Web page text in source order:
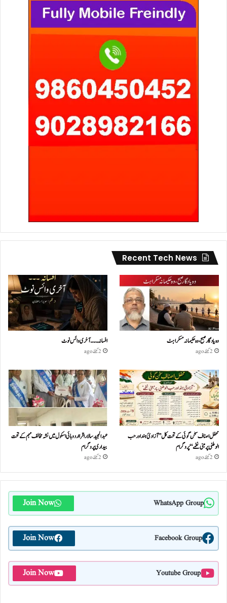
Recent Tech News
وہ یادگار صبح، وہ حکیمانہ مسکراہٹ
2 گھنٹے ago
افسانہ۔۔۔آخری وائس نوٹ
2 گھنٹے ago
محفل اصناف سخن گوئی کے تحت کل ”آزادئ ہند اور حب
الوطنی پر مبنی نغمے“پروگرام
2 گھنٹے ago
عبدالمجید سالار اقرا اردو ہائی اسکول میں نشہ مخالف مہم کے تحت
بیداری پروگرام
2 گھنٹے ago
WhatsApp Group
Join Now
Facebook Group
Join Now
Youtube Group
Join Now